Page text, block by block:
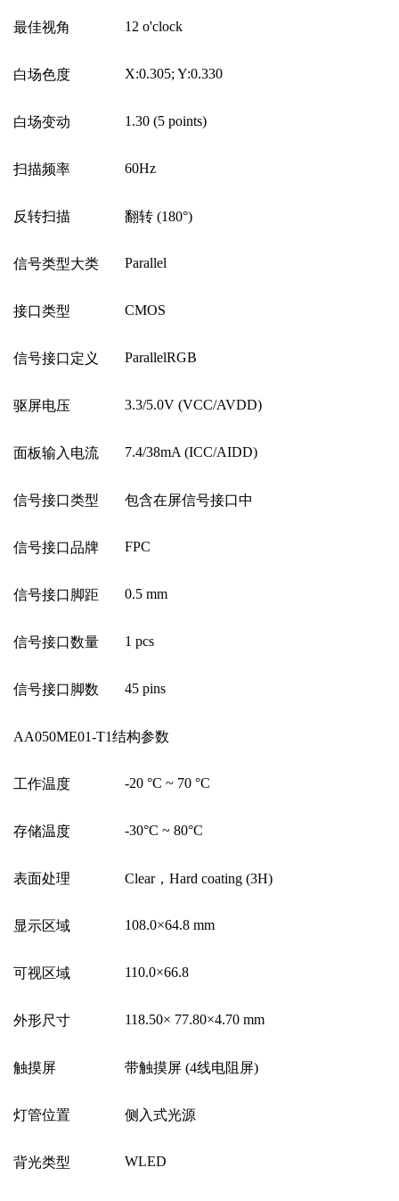
最佳视角 12 o'clock
白场色度 X:0.305; Y:0.330
白场变动 1.30 (5 points)
扫描频率 60Hz
反转扫描 翻转 (180°)
信号类型大类 Parallel
接口类型 CMOS
信号接口定义 ParallelRGB
驱屏电压 3.3/5.0V (VCC/AVDD)
面板输入电流 7.4/38mA (ICC/AIDD)
信号接口类型 包含在屏信号接口中
信号接口品牌 FPC
信号接口脚距 0.5 mm
信号接口数量 1 pcs
信号接口脚数 45 pins
AA050ME01-T1结构参数
工作温度 -20 °C ~ 70 °C
存储温度 -30°C ~ 80°C
表面处理 Clear， Hard coating (3H)
显示区域 108.0×64.8 mm
可视区域 110.0×66.8
外形尺寸 118.50× 77.80×4.70 mm
触摸屏 带触摸屏 (4线电阻屏)
灯管位置 侧入式光源
背光类型 WLED